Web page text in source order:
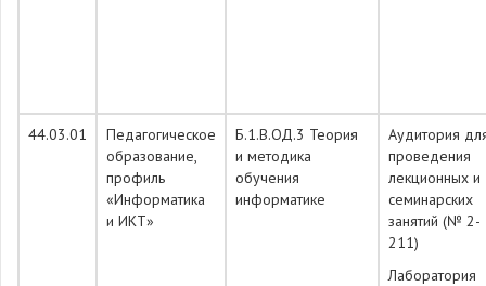
44.03.01
Педагогическое
образование,
профиль
«Информатика
и ИКТ»
Б.1.В.ОД.3 Теория
и методика
обучения
информатике
Аудитория
проведения
лекционных и
семинарских
занятий (№ 2-
211)
Лаборатория